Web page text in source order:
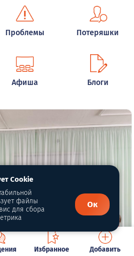
Проблемы Потеряшки
Афиша Блоги
Избранное Добавить
Cookie
файлы
для сбора
Ок